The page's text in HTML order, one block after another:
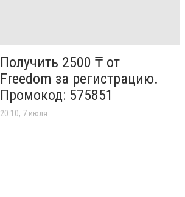
Получить 2500 ₸ от
Freedom за регистрацию.
Промокод: 575851
20:10, 7 июля